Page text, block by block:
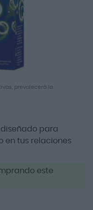
prevalecerá la
para
en tus relaciones
este